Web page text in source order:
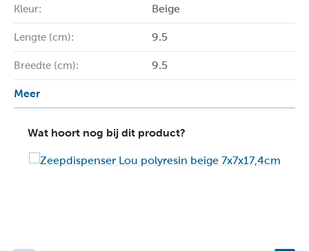
Kleur: Beige
Lengte (cm): 9.5
Breedte (cm): 9.5
Meer
Wat hoort nog bij dit product?